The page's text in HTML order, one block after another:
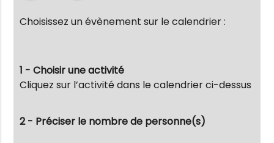
Choisissez un évènement sur le calendrier :
1 - Choisir une activité
Cliquez sur l’activité dans le calendrier ci-dessus
2 - Préciser le nombre de personne(s)